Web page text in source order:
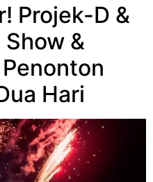
Projek-D &
&
Hari